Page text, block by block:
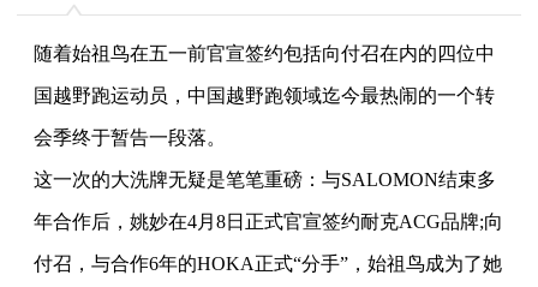
随着始祖鸟在五一前官宣签约包括向付召在内的四位中
国越野跑运动员，中国越野跑领域迄今最热闹的一个转
会季终于暂告一段落。
这一次的大洗牌无疑是笔笔重磅：与SALOMON结束多
年合作后，姚妙在4月8日正式官宣签约耐克ACG品牌;向
付召，与合作6年的HOKA正式“分手”，始祖鸟成为了她